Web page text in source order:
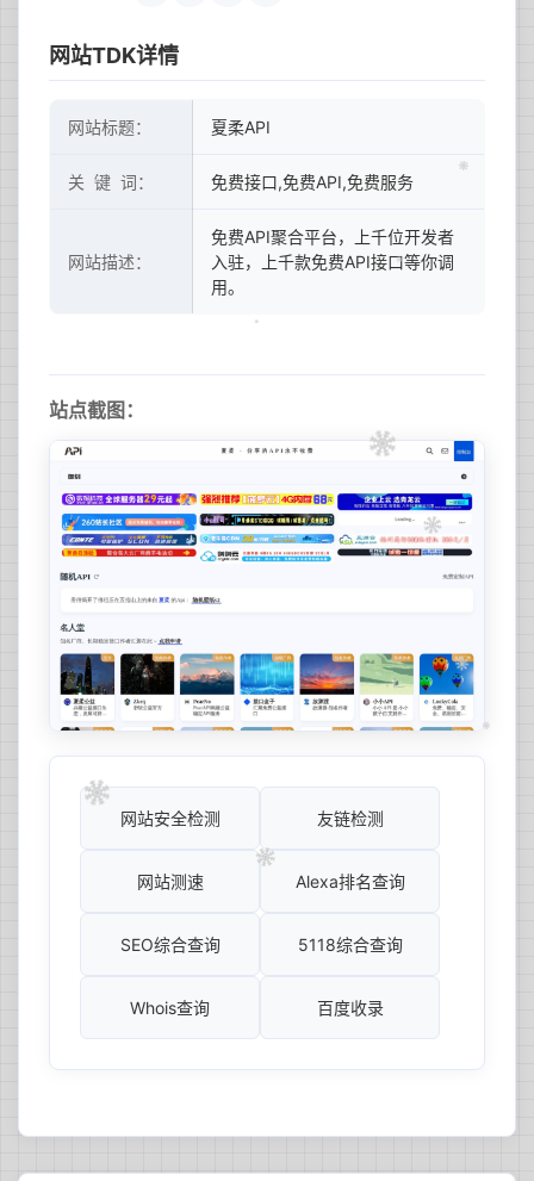
网站TDK详情
网站标题： 夏柔API
关 键 词： 免费接口,免费API,免费服务
网站描述：
免费API聚合平台，上千位开发者
入驻，上千款免费API接口等你调
用。
站点截图：
网站安全检测 友链检测
网站测速 Alexa排名查询
SEO综合查询 5118综合查询
Whois查询 百度收录